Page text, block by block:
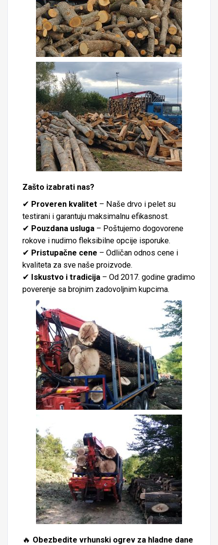
Zašto izabrati nas?
✔ Proveren kvalitet – Naše drvo i pelet su
testirani i garantuju maksimalnu efikasnost.
✔ Pouzdana usluga – Poštujemo dogovorene
rokove i nudimo fleksibilne opcije isporuke.
✔ Pristupačne cene – Odličan odnos cene i
kvaliteta za sve naše proizvode.
✔ Iskustvo i tradicija – Od 2017. godine gradimo
poverenje sa brojnim zadovoljnim kupcima.
🔥 Obezbedite vrhunski ogrev za hladne dane